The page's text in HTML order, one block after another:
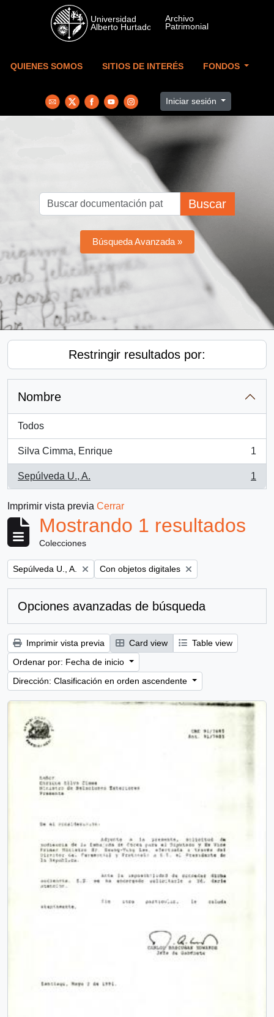
Skip to main content
QUIENES SOMOS SITIOS DE INTERÉS FONDOS
Iniciar sesión
Buscar
Búsqueda Avanzada »
Restringir resultados por:
Nombre
Todos
Silva Cimma, Enrique
, 1 resultados
1
Sepúlveda U., A.
, 1 resultados
1
Imprimir vista previa Cerrar
Mostrando 1 resultados
Colecciones
Remove filter:
Sepúlveda U., A. Remove filter:
Con objetos digitales
Opciones avanzadas de búsqueda
Imprimir vista previa Card view
Table view
Ordenar por: Fecha de inicio
Dirección: Clasificación en orden ascendente